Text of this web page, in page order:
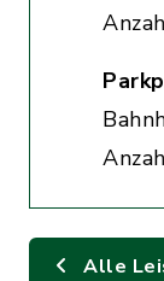
Alle